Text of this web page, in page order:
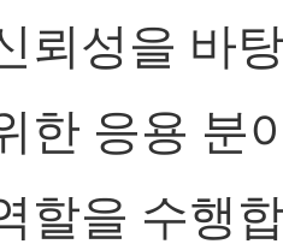
뢰성을 바
한 응용 분
할을 수행